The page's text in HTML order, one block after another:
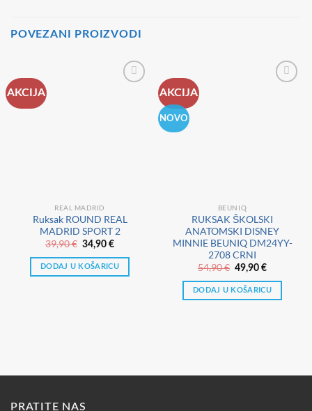
POVEZANI PROIZVODI
AKCIJA
REAL MADRID
Ruksak ROUND REAL
MADRID SPORT 2
39,90€ Izvorna
cijena
bila
je:
39,90 €.
34,90€Trenutna
je:
34,90 €.
DODAJ U KOŠARICU
AKCIJA
NOVO
BEUNIQ
RUKSAK ŠKOLSKI
ANATOMSKI DISNEY
MINNIE BEUNIQ DM24YY-
2708 CRNI
54,90€ Izvorna
cijena
bila
je:
54,90 €.
49,90€Trenutna
je:
49,90 €.
DODAJ U KOŠARICU
PRATITE NAS